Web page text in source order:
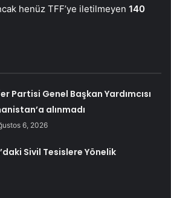
henüz TFF’ye iletilmeyen 140
Partisi Genel Başkan Yardımcısı
alınmadı
6, 2026
Sivil Tesislere Yönelik